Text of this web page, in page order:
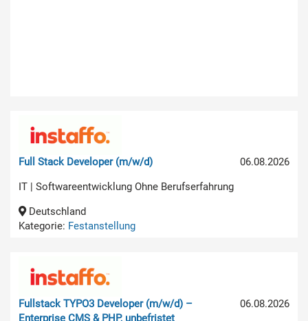
06.08.2026
Full Stack Developer (m/w/d)
IT | Softwareentwicklung Ohne Berufserfahrung
Deutschland
Kategorie: Festanstellung
06.08.2026
Fullstack TYPO3 Developer (m/w/d) –
Enterprise CMS & PHP, unbefristet